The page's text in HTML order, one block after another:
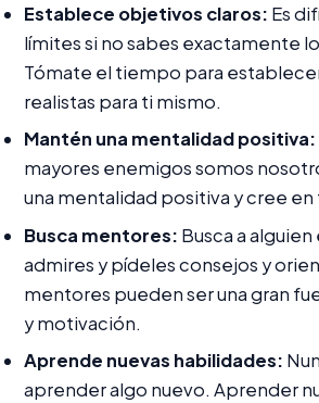
Establece objetivos claros: Es
límites si no sabes exactamente
Tómate el tiempo para
realistas para ti mismo.
Mantén una mentalidad positiva:
mayores enemigos somos
una mentalidad positiva y cree en
Busca mentores: Busca a
admires y pídeles consejos y
mentores pueden ser una gran
y motivación.
Aprende nuevas habilidades:
aprender algo nuevo. Aprender